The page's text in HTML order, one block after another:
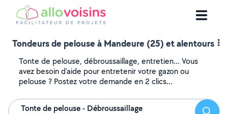
Tondeurs de pelouse à Mandeure (25) et alentours
Tonte de pelouse, débroussaillage, entretien... Vous
avez besoin d'aide pour entretenir votre gazon ou
pelouse ? Postez votre demande en 2 clics...
Tonte de pelouse - Débroussaillage